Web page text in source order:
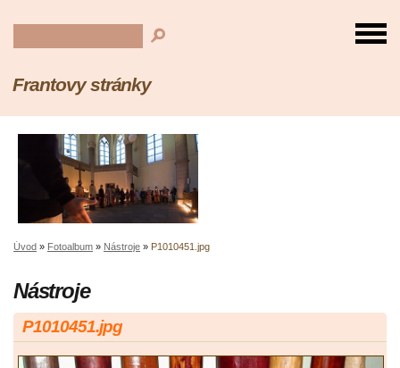
Frantovy stránky
Úvod » Fotoalbum » Nástroje » P1010451.jpg
Nástroje
P1010451.jpg